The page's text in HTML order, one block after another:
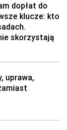
dopłat do
klucze: kto
skorzystają
uprawa,